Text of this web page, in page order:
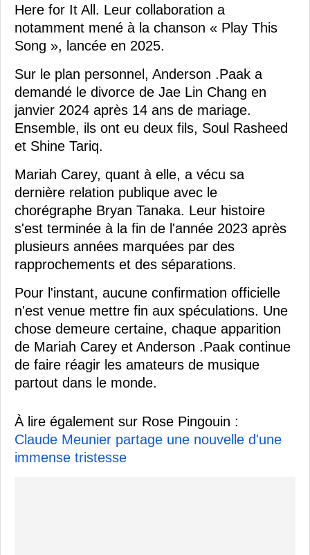
Here for It All. Leur collaboration a
notamment mené à la chanson « Play This
Song », lancée en 2025.
Sur le plan personnel, Anderson .Paak a
demandé le divorce de Jae Lin Chang en
janvier 2024 après 14 ans de mariage.
Ensemble, ils ont eu deux fils, Soul Rasheed
et Shine Tariq.
Mariah Carey, quant à elle, a vécu sa
dernière relation publique avec le
chorégraphe Bryan Tanaka. Leur histoire
s'est terminée à la fin de l'année 2023 après
plusieurs années marquées par des
rapprochements et des séparations.
Pour l'instant, aucune confirmation officielle
n'est venue mettre fin aux spéculations. Une
chose demeure certaine, chaque apparition
de Mariah Carey et Anderson .Paak continue
de faire réagir les amateurs de musique
partout dans le monde.
À lire également sur Rose Pingouin :
Claude Meunier partage une nouvelle d'une
immense tristesse